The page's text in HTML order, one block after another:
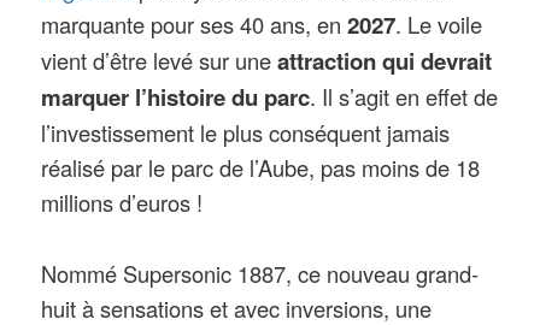
marquante pour ses 40 ans, en2027. Le voile
vient d’être levé sur uneattraction qui devrait
marquer l’histoire du parc. Il s’agit en effet de
l’investissement le plus conséquent jamais
réalisé par le parc de l’Aube, pas moins de 18
millions d’euros !
Nommé Supersonic 1887, ce nouveau grand-
huit à sensations et avec inversions, une